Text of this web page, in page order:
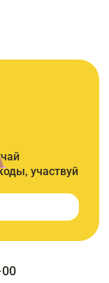
участвуй